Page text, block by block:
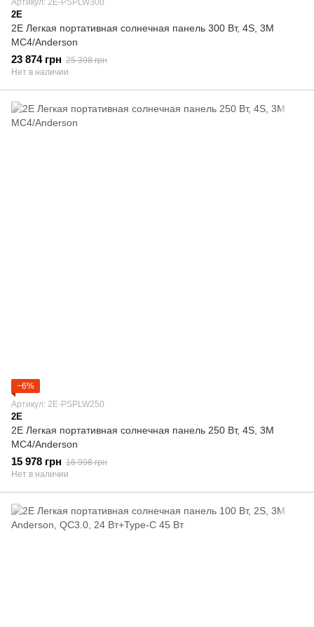
Артикул: 2E-PSPLW300
2E
2E Легкая портативная солнечная панель 300 Вт, 4S, 3M
MC4/Anderson
23 874 грн 25 398 грн
Нет в наличии
−6%
Артикул: 2E-PSPLW250
2E
2E Легкая портативная солнечная панель 250 Вт, 4S, 3M
MC4/Anderson
15 978 грн 16 998 грн
Нет в наличии